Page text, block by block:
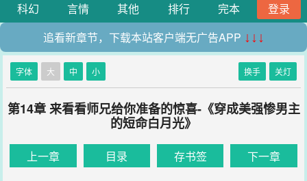
科幻
言情 其他 排行 完本
登录
追看新章节，下载本站客户端无广告APP ↓↓↓
字体 大 中 小 换手 关灯
第14章 来看看师兄给你准备的惊喜-《穿成美强惨男主
的短命白月光》
上一章 目录 存书签 下一章